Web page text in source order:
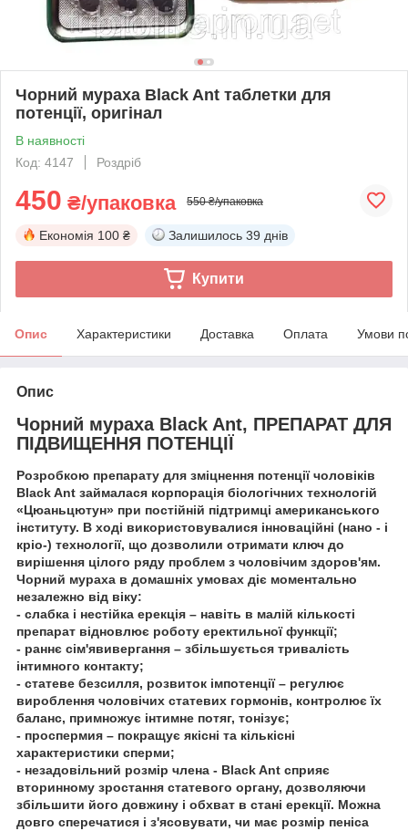
Чорний мураха Black Ant таблетки для
потенції, оригінал
В наявності
Код: 4147
Роздріб
450 ₴/упаковка 550 ₴/упаковка
Економія 100 ₴ Залишилось 39 днів
Купити
Опис Характеристики Доставка Оплата Умови
Опис
Чорний мураха Black Ant, ПРЕПАРАТ ДЛЯ
ПІДВИЩЕННЯ ПОТЕНЦІЇ
Розробкою препарату для зміцнення потенції чоловіків
Black Ant займалася корпорація біологічних технологій
«Цюаньцютун» при постійній підтримці американського
інституту. В ході використовувалися інноваційні (нано - і
кріо-) технології, що дозволили отримати ключ до
вирішення цілого ряду проблем з чоловічим здоров'ям.
Чорний мураха в домашніх умовах діє моментально
незалежно від віку:
- слабка і нестійка ерекція – навіть в малій кількості
препарат відновлює роботу еректильної функції;
- раннє сім'явивергання – збільшується тривалість
інтимного контакту;
- статеве безсилля, розвиток імпотенції – регулює
вироблення чоловічих статевих гормонів, контролює їх
баланс, примножує інтимне потяг, тонізує;
- проспермия – покращує якісні та кількісні
характеристики сперми;
- незадовільний розмір члена - Black Ant сприяє
вторинному зростання статевого органу, дозволяючи
збільшити його довжину і обхват в стані ерекції. Можна
довго сперечатися і з'ясовувати, чи має розмір пеніса